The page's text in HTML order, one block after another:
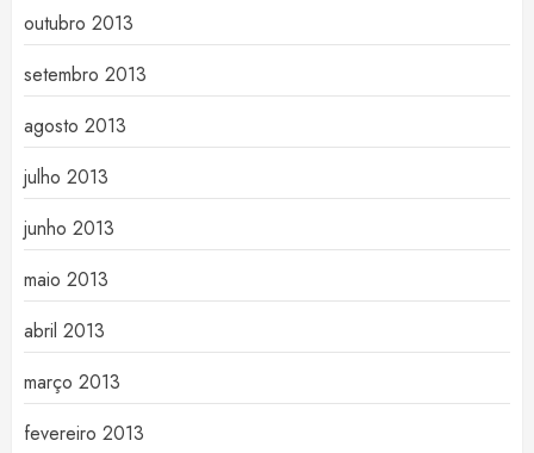
outubro 2013
setembro 2013
agosto 2013
julho 2013
junho 2013
maio 2013
abril 2013
março 2013
fevereiro 2013